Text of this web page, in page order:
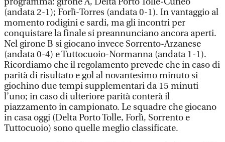
(andata 2-1); Forlì-Torres (andata 0-1). In vantaggio al
momento rodigini e sardi, ma gli incontri per
conquistare la finale si preannunciano ancora aperti.
Nel girone B si giocano invece Sorrento-Arzanese
(andata 0-4) e Tuttocuoio-Normanna (andata 1-1).
Ricordiamo che il regolamento prevede che in caso di
parità di risultato e gol al novantesimo minuto si
giochino due tempi supplementari da 15 minuti
l’uno; in caso di ulteriore parità conterà il
piazzamento in campionato. Le squadre che giocano
in casa oggi (Delta Porto Tolle, Forlì, Sorrento e
Tuttocuoio) sono quelle meglio classificate.